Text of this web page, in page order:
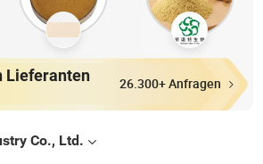
Lieferanten 26.300+ Anfragen
Co., Ltd.